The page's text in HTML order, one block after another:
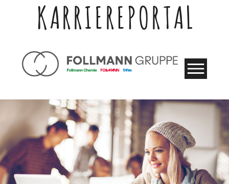
KARRIEREPORTAL